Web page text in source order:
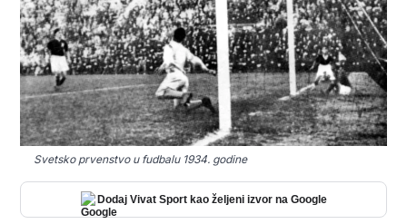
Svetsko prvenstvo u fudbalu 1934. godine
Dodaj Vivat Sport kao željeni izvor na Google